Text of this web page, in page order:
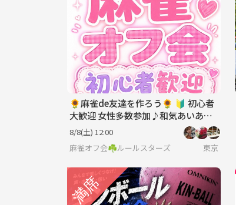
🌻麻雀de友達を作ろう🌻 🔰 初心者
大歓迎 女性多数参加♪和気あいあい
麻雀オフ会！
8/8(土) 12:00
麻雀オフ会☘️ルールスターズ
東京